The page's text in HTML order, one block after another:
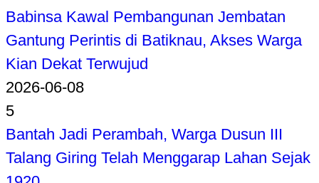
Babinsa Kawal Pembangunan Jembatan
Gantung Perintis di Batiknau, Akses Warga
Kian Dekat Terwujud
2026-06-08
5
Bantah Jadi Perambah, Warga Dusun III
Talang Giring Telah Menggarap Lahan Sejak